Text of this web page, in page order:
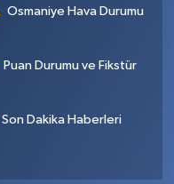
Osmaniye Hava Durumu
Puan Durumu ve Fikstür
Son Dakika Haberleri